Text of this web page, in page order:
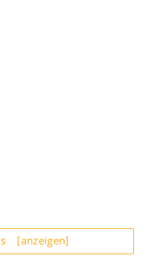
[anzeigen]